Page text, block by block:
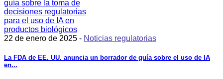
22 de enero de 2025 - Noticias regulatorias
La FDA de EE. UU. anuncia un borrador de guía sobre el uso de IA
en...